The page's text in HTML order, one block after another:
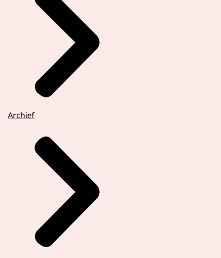
Archief